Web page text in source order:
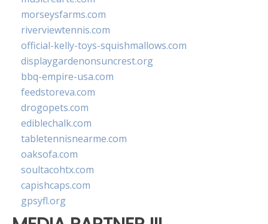
morseysfarms.com
riverviewtennis.com
official-kelly-toys-squishmallows.com
displaygardenonsuncrest.org
bbq-empire-usa.com
feedstoreva.com
drogopets.com
ediblechalk.com
tabletennisnearme.com
oaksofa.com
soultacohtx.com
capishcaps.com
gpsyfl.org